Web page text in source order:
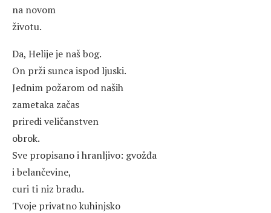
na novom
životu.
Da, Helije je naš bog.
On prži sunca ispod ljuski.
Jednim požarom od naših
zametaka začas
priredi veličanstven
obrok.
Sve propisano i hranljivo: gvožđa
i belančevine,
curi ti niz bradu.
Tvoje privatno kuhinjsko